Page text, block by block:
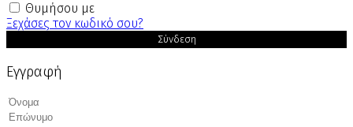
Θυμήσου με
Ξεχάσες τον κωδικό σου?
Σύνδεση
Εγγραφή